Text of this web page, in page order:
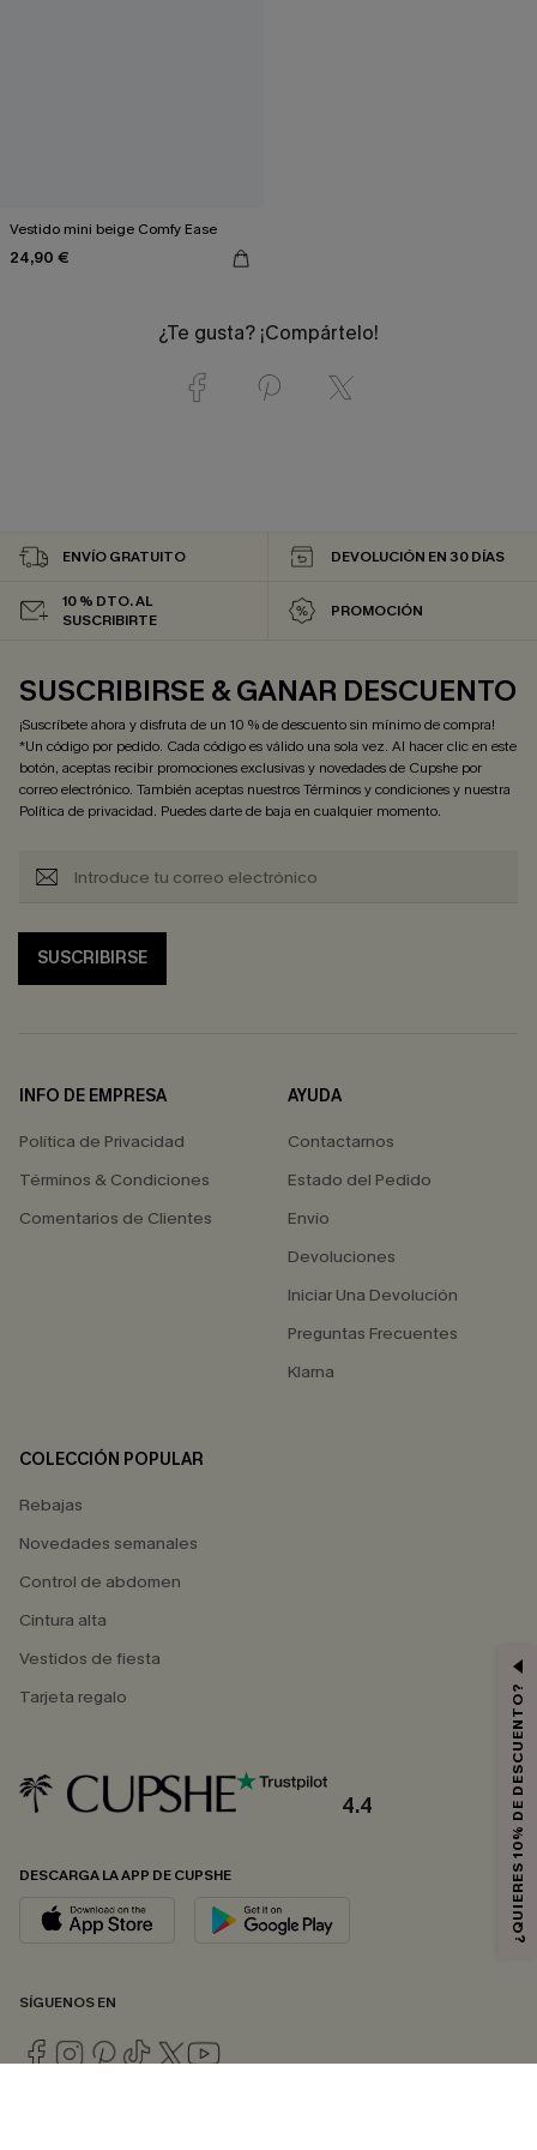
Vestido mini beige Comfy Ease
24,90 €
¿Te gusta? ¡Compártelo!
ENVÍO GRATUITO DEVOLUCIÓN EN 30 DÍAS
10 % DTO. AL
SUSCRIBIRTE
PROMOCIÓN
SUSCRIBIRSE & GANAR DESCUENTO
¡Suscríbete ahora y disfruta de un 10 % de descuento sin mínimo de compra!
*Un código por pedido. Cada código es válido una sola vez. Al hacer clic en este
botón, aceptas recibir promociones exclusivas y novedades de Cupshe por
correo electrónico. También aceptas nuestrosTérminos y condicionesy nuestra
Política de privacidad. Puedes darte de baja en cualquier momento.
SUSCRIBIRSE
INFO DE EMPRESA
Política de Privacidad
Términos & Condiciones
Comentarios de Clientes
AYUDA
Contactarnos
Estado del Pedido
Envío
Devoluciones
Iniciar Una Devolución
Preguntas Frecuentes
Klarna
COLECCIÓN POPULAR
Rebajas
Novedades semanales
Control de abdomen
Cintura alta
Vestidos de fiesta
Tarjeta regalo
4.4
DESCARGA LA APP DE CUPSHE
SÍGUENOS EN
¿QUIERES 10% DE DESCUENTO?